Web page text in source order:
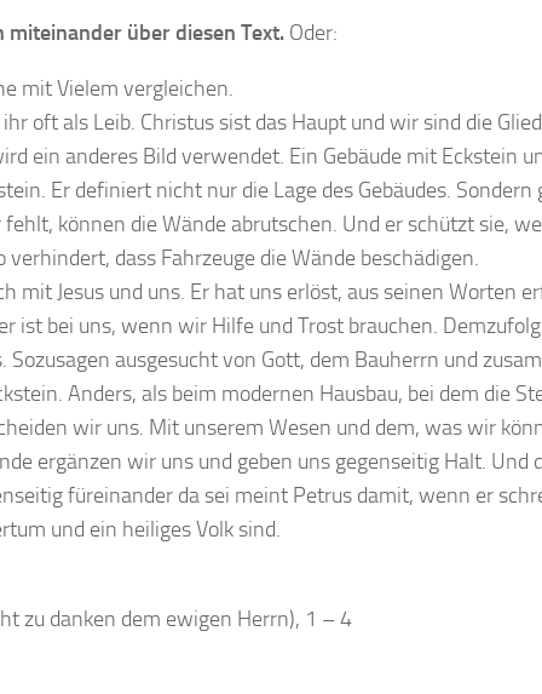
miteinander über diesen Text. Oder:
mit Vielem vergleichen.
oft als Leib. Christus sist das Haupt und wir sind die
ein anderes Bild verwendet. Ein Gebäude mit Eckstein
Er definiert nicht nur die Lage des Gebäudes. Sondern
können die Wände abrutschen. Und er schützt sie,
verhindert, dass Fahrzeuge die Wände beschädigen.
mit Jesus und uns. Er hat uns erlöst, aus seinen Worten
ist bei uns, wenn wir Hilfe und Trost brauchen.
Sozusagen ausgesucht von Gott, dem Bauherrn und
Anders, als beim modernen Hausbau, bei dem die
wir uns. Mit unserem Wesen und dem, was wir
ergänzen wir uns und geben uns gegenseitig Halt. Und
füreinander da sei meint Petrus damit, wenn er
und ein heiliges Volk sind.
zu danken dem ewigen Herrn), 1 – 4